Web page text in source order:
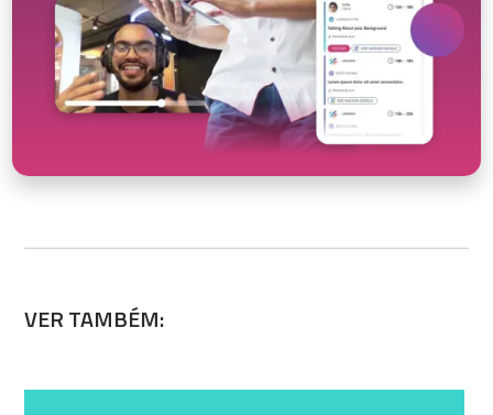
VER TAMBÉM: